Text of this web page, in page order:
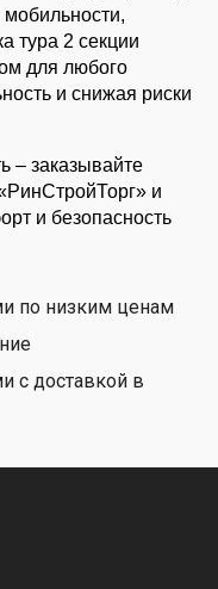
тура 2 секции
для любого
и снижая риски
– заказывайте
и
и безопасность
по низким ценам
с доставкой в